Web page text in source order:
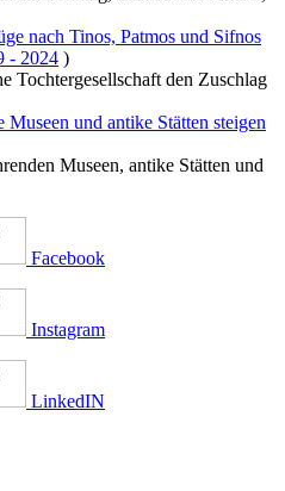
nach Tinos, Patmos und Sifnos
- 2024 )
Tochtergesellschaft den Zuschlag
und antike Stätten steigen
Museen, antike Stätten und
Facebook
Instagram
LinkedIN